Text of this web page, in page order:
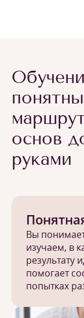
основ
руками
Вы
изучаем, в
результату
помогает
попытках